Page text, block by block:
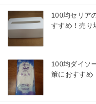
100均セリア
すすめ！売り
100均ダイソ
策におすすめ